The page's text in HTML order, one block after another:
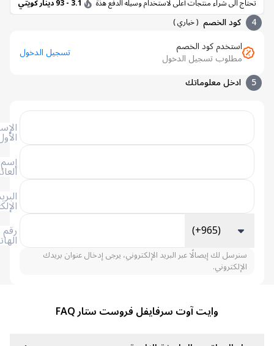
الى شراء منتجات أعلى لاستخدام وسيله الدفع هذة
3.1 - 93 دينار كويتي
كود الخصم (خياري )
استخدم كود الخصم
مطلوب تسجيل الدخول
تسجيل الدخول
ادخل معلوماتك
العائلة
الإلكتروني
الهاتف (+965)
سنرسل لك إيصالًا عبر البريد الإلكتروني، يرجى إدخال عنوان بريدك
الإلكتروني.
وايت آوت سرفايفل فروست ستار FAQ